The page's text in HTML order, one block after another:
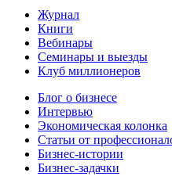
Журнал
Книги
Вебинары
Семинары и выезды
Клуб миллионеров
Блог о бизнесе
Интервью
Экономическая колонка
Статьи от
Бизнес-истории
Бизнес-задачки